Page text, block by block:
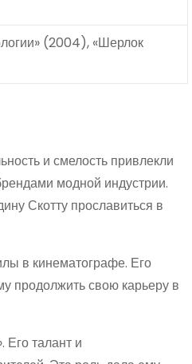
(2004), «Шерлок
и смелость привлекли
модной индустрии.
Скотту прославиться в
в кинематографе. Его
продолжить свою карьеру в
Его талант и